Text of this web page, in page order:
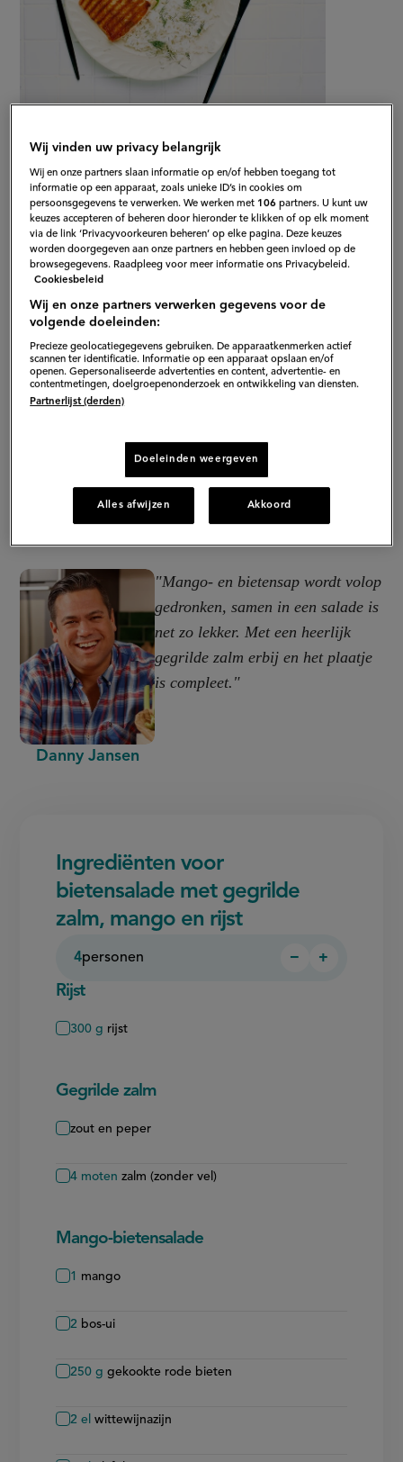
Bewerkt op: 23-06-2026
Danny Jansen
"Mango- en bietensap wordt volop
gedronken, samen in een salade is
net zo lekker. Met een heerlijk
gegrilde zalm erbij en het plaatje
is compleet."
Ingrediënten voor
bietensalade met gegrilde
zalm, mango en rijst
4personen
Persoon
−
Persoon
+
Rijst
300 g rijst
Gegrilde zalm
zout en peper
4 moten zalm (zonder vel)
Mango-bietensalade
1 mango
2 bos-ui
250 g gekookte rode bieten
2 el wittewijnazijn
Wij vinden uw privacy belangrijk
Wij en onze partners slaan informatie op en/of hebben toegang tot
informatie op een apparaat, zoals unieke ID’s in cookies om
persoonsgegevens te verwerken. We werken met 106 partners. U kunt uw
keuzes accepteren of beheren door hieronder te klikken of op elk moment
via de link ‘Privacyvoorkeuren beheren’ op elke pagina. Deze keuzes
worden doorgegeven aan onze partners en hebben geen invloed op de
browsegegevens. Raadpleeg voor meer informatie ons Privacybeleid.
Cookiesbeleid
Wij en onze partners verwerken gegevens voor de
volgende doeleinden:
Precieze geolocatiegegevens gebruiken. De apparaatkenmerken actief
scannen ter identificatie. Informatie op een apparaat opslaan en/of
openen. Gepersonaliseerde advertenties en content, advertentie- en
contentmetingen, doelgroepenonderzoek en ontwikkeling van diensten.
Partnerlijst (derden)
Doeleinden weergeven
Alles afwijzen Akkoord